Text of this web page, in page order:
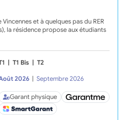
et à quelques pas du RER
la résidence propose aux étudiants
T1 Bis T2
2026 Septembre 2026
Garant physique